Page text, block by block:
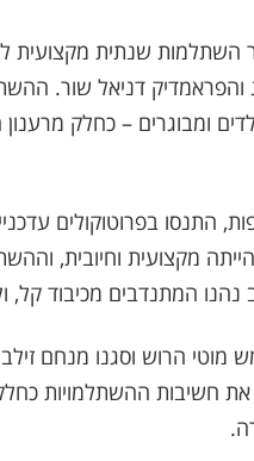
השתלמות שנתית מקצועית
דניאל שור.
ומבוגרים – כחלק
התנסו בפרוטוקולים
הייתה מקצועית וחיובית,
נהנו המתנדבים מכיבוד קל,
הרוש וסגנו מנחם
את חשיבות ההשתלמויות